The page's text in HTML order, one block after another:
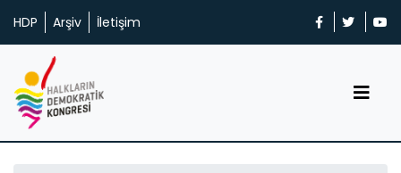
HDP Arşiv İletişim